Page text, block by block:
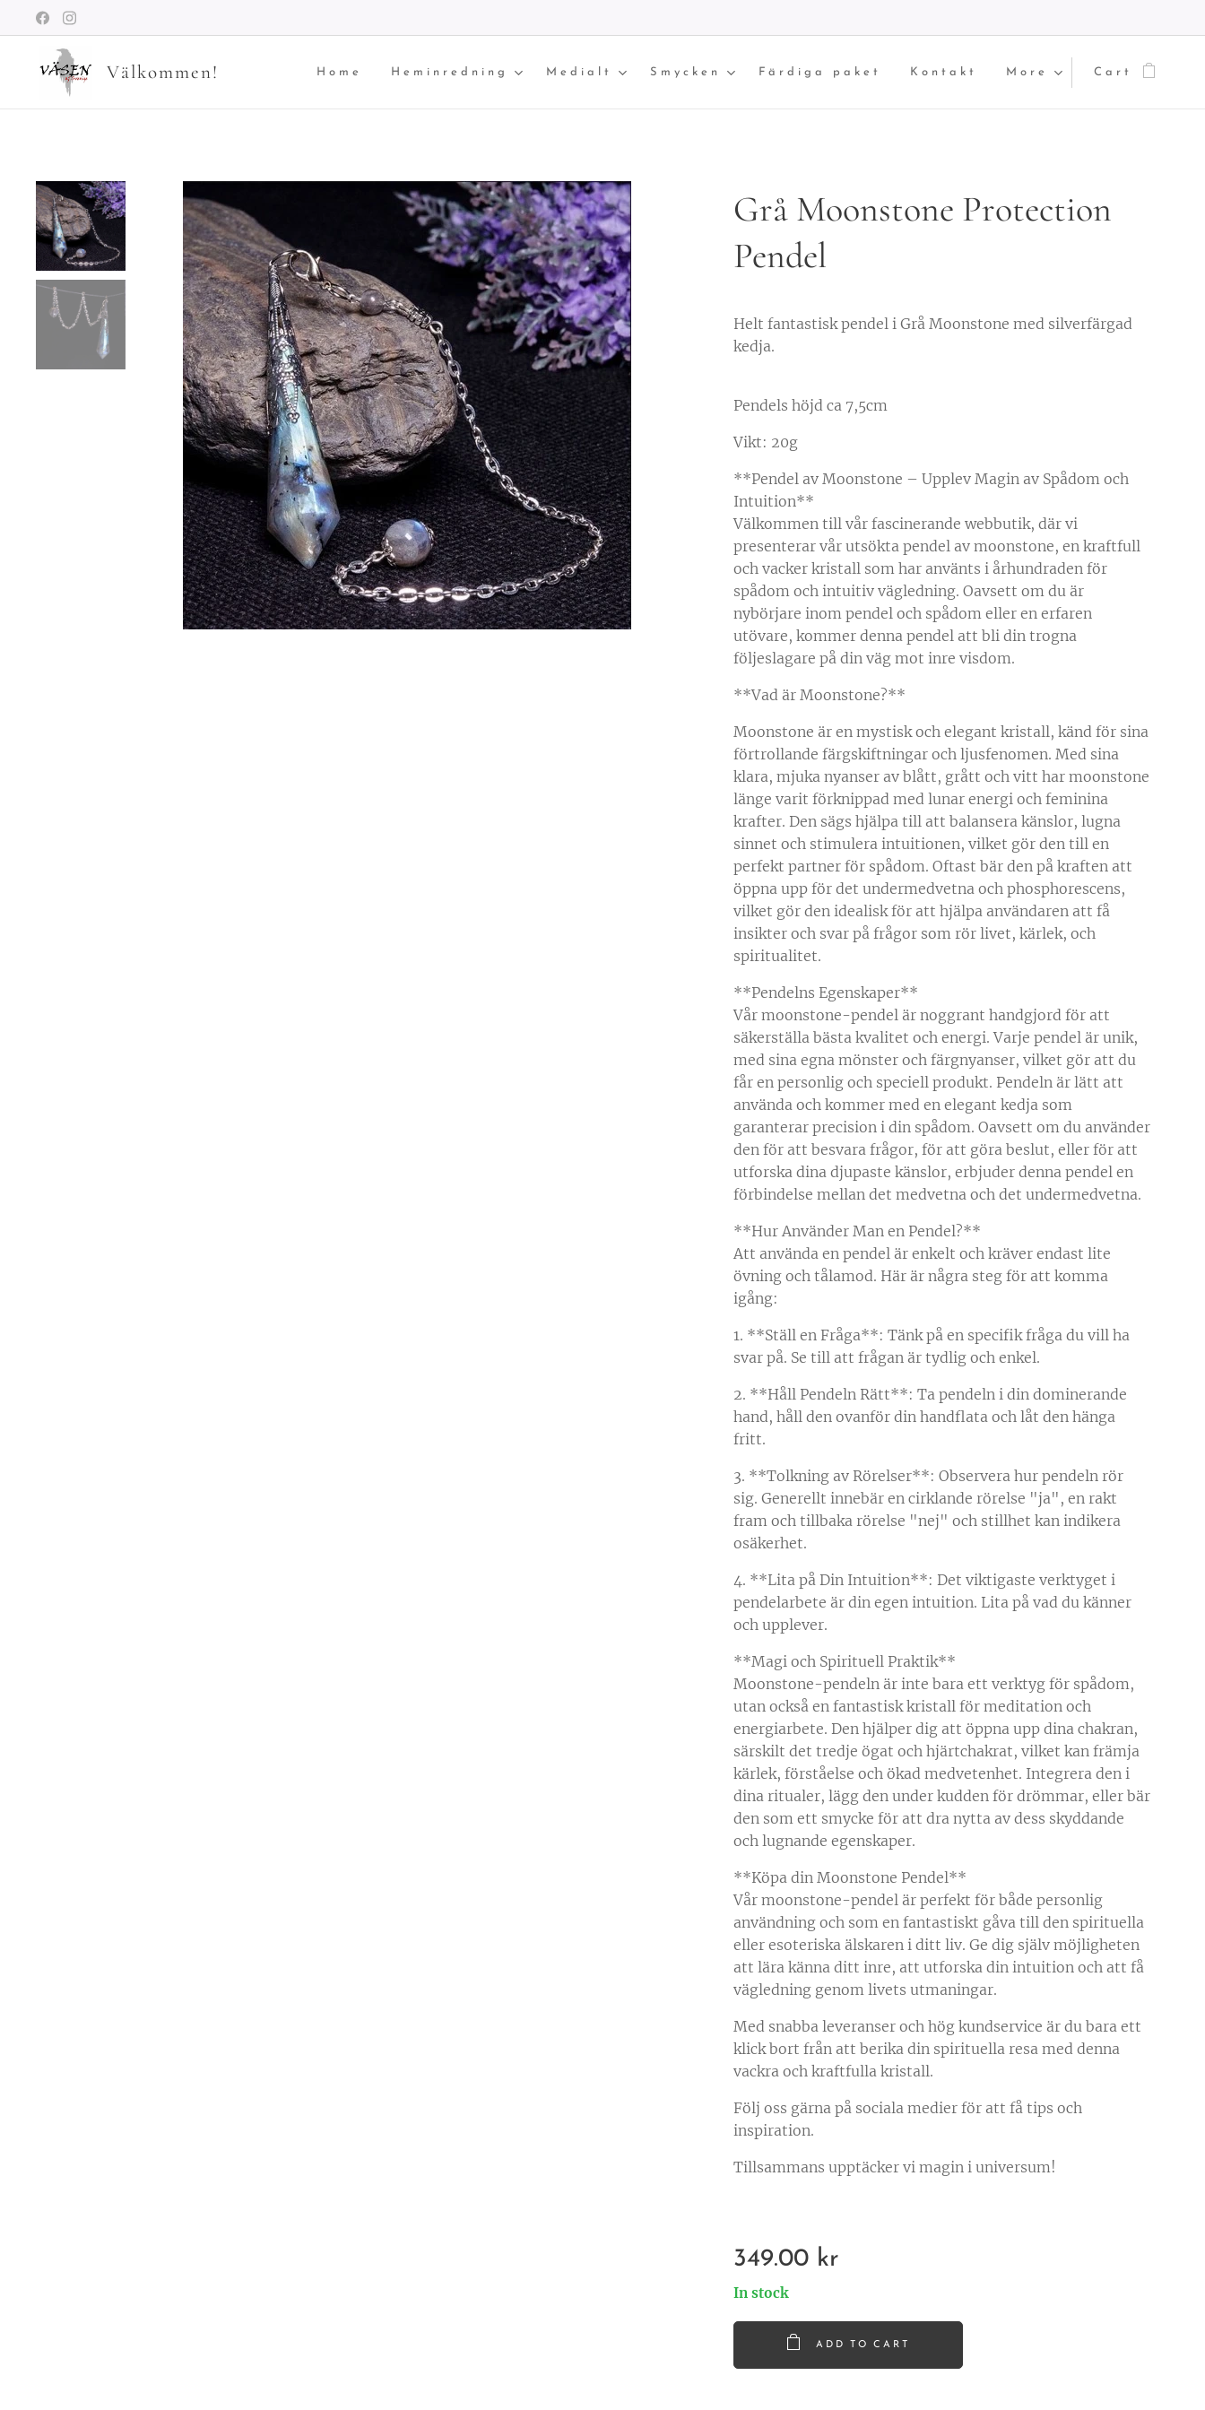
Välkommen! Home Heminredning Medialt Smycken Färdiga paket Kontakt More Cart
Grå Moonstone Protection
Pendel
Helt fantastisk pendel i Grå Moonstone med silverfärgad
kedja.
Pendels höjd ca 7,5cm
Vikt: 20g
**Pendel av Moonstone – Upplev Magin av Spådom och
Intuition**
Välkommen till vår fascinerande webbutik, där vi
presenterar vår utsökta pendel av moonstone, en kraftfull
och vacker kristall som har använts i århundraden för
spådom och intuitiv vägledning. Oavsett om du är
nybörjare inom pendel och spådom eller en erfaren
utövare, kommer denna pendel att bli din trogna
följeslagare på din väg mot inre visdom.
**Vad är Moonstone?**
Moonstone är en mystisk och elegant kristall, känd för sina
förtrollande färgskiftningar och ljusfenomen. Med sina
klara, mjuka nyanser av blått, grått och vitt har moonstone
länge varit förknippad med lunar energi och feminina
krafter. Den sägs hjälpa till att balansera känslor, lugna
sinnet och stimulera intuitionen, vilket gör den till en
perfekt partner för spådom. Oftast bär den på kraften att
öppna upp för det undermedvetna och phosphorescens,
vilket gör den idealisk för att hjälpa användaren att få
insikter och svar på frågor som rör livet, kärlek, och
spiritualitet.
**Pendelns Egenskaper**
Vår moonstone-pendel är noggrant handgjord för att
säkerställa bästa kvalitet och energi. Varje pendel är unik,
med sina egna mönster och färgnyanser, vilket gör att du
får en personlig och speciell produkt. Pendeln är lätt att
använda och kommer med en elegant kedja som
garanterar precision i din spådom. Oavsett om du använder
den för att besvara frågor, för att göra beslut, eller för att
utforska dina djupaste känslor, erbjuder denna pendel en
förbindelse mellan det medvetna och det undermedvetna.
**Hur Använder Man en Pendel?**
Att använda en pendel är enkelt och kräver endast lite
övning och tålamod. Här är några steg för att komma
igång:
1. **Ställ en Fråga**: Tänk på en specifik fråga du vill ha
svar på. Se till att frågan är tydlig och enkel.
2. **Håll Pendeln Rätt**: Ta pendeln i din dominerande
hand, håll den ovanför din handflata och låt den hänga
fritt.
3. **Tolkning av Rörelser**: Observera hur pendeln rör
sig. Generellt innebär en cirklande rörelse "ja", en rakt
fram och tillbaka rörelse "nej" och stillhet kan indikera
osäkerhet.
4. **Lita på Din Intuition**: Det viktigaste verktyget i
pendelarbete är din egen intuition. Lita på vad du känner
och upplever.
**Magi och Spirituell Praktik**
Moonstone-pendeln är inte bara ett verktyg för spådom,
utan också en fantastisk kristall för meditation och
energiarbete. Den hjälper dig att öppna upp dina chakran,
särskilt det tredje ögat och hjärtchakrat, vilket kan främja
kärlek, förståelse och ökad medvetenhet. Integrera den i
dina ritualer, lägg den under kudden för drömmar, eller bär
den som ett smycke för att dra nytta av dess skyddande
och lugnande egenskaper.
**Köpa din Moonstone Pendel**
Vår moonstone-pendel är perfekt för både personlig
användning och som en fantastiskt gåva till den spirituella
eller esoteriska älskaren i ditt liv. Ge dig själv möjligheten
att lära känna ditt inre, att utforska din intuition och att få
vägledning genom livets utmaningar.
Med snabba leveranser och hög kundservice är du bara ett
klick bort från att berika din spirituella resa med denna
vackra och kraftfulla kristall.
Följ oss gärna på sociala medier för att få tips och
inspiration.
Tillsammans upptäcker vi magin i universum!
349.00 kr
In stock
ADD TO CART